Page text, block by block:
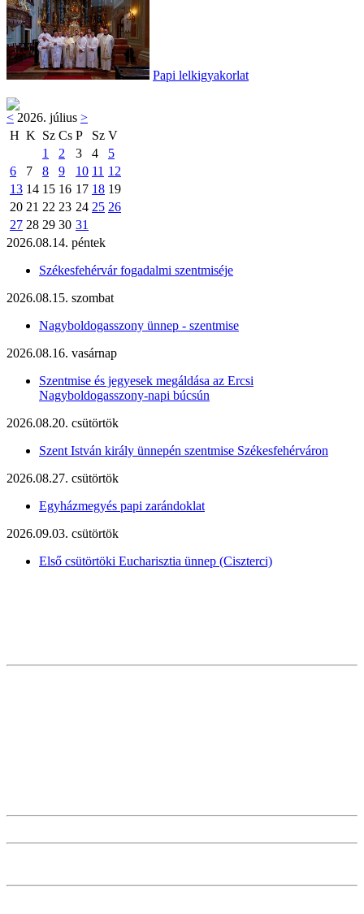
Papi lelkigyakorlat
< 2026. július >
H K Sz Cs P Sz V
1
2 3 4
5
6
7 8 9 10 11 12
13 14 15 16 17 18 19
20 21 22 23 24 25 26
27 28 29 30 31
2026.08.14. péntek
Székesfehérvár fogadalmi szentmiséje
2026.08.15. szombat
Nagyboldogasszony ünnep - szentmise
2026.08.16. vasárnap
Szentmise és jegyesek megáldása az Ercsi
Nagyboldogasszony-napi búcsún
2026.08.20. csütörtök
Szent István király ünnepén szentmise Székesfehérváron
2026.08.27. csütörtök
Egyházmegyés papi zarándoklat
2026.09.03. csütörtök
Első csütörtöki Eucharisztia ünnep (Ciszterci)